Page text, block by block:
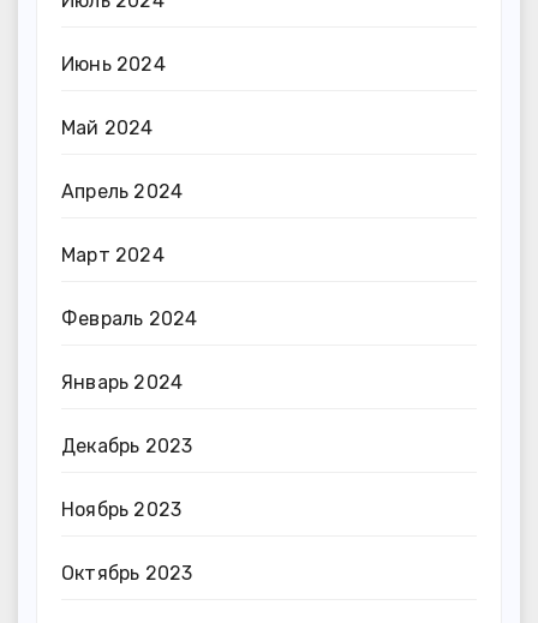
Июнь 2024
Май 2024
Апрель 2024
Март 2024
Февраль 2024
Январь 2024
Декабрь 2023
Ноябрь 2023
Октябрь 2023